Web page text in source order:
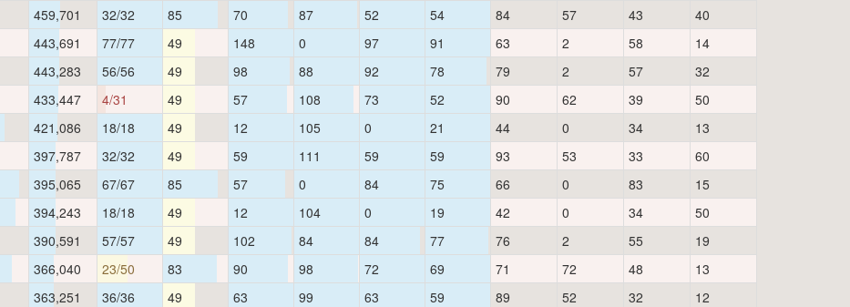
459,701 32/32 85 70 87 52 54 84 57 43
40
443,691 77/77 49 148 0 97 91 63 2 58
14
443,283 56/56 49 98 88 92 78 79 2 57
32
433,447 4/31 49 57 108 73 52 90 62 39
50
421,086 18/18 49 12 105 0 21 44 0 34
13
397,787 32/32 49 59 111 59 59 93 53 33
60
395,065 67/67 85 57 0 84 75 66 0 83
15
394,243 18/18 49 12 104 0 19 42 0 34
50
390,591 57/57 49 102 84 84 77 76 2 55
19
366,040 23/50 83 90 98 72 69 71 72 48
13
363,251 36/36 49 63 99 63 59 89 52 32
12